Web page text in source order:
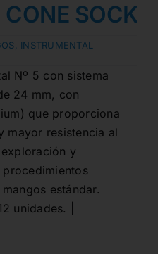
CONE
INSTRUMENTAL
Nº 5 con sistema
24 mm, con
que proporciona
mayor resistencia al
y
estándar.
unidades. |